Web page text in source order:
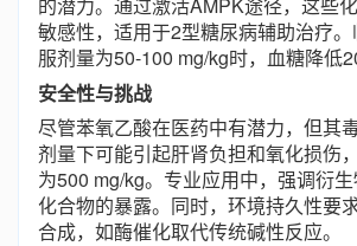
敏感性，适用于2型糖尿病辅助治疗
服剂量为50-100 mg/kg时，血糖降低
安全性与挑战
尽管苯氧乙酸在医药中有潜力，但其
剂量下可能引起肝肾负担和氧化损伤
为500 mg/kg。专业应用中，强调衍
化合物的暴露。同时，环境持久性要
合成，如酶催化取代传统碱性反应。